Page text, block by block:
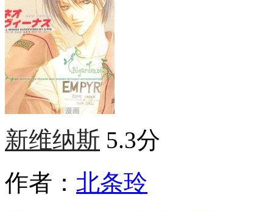
新维纳斯 5.3分
作者： 北条玲